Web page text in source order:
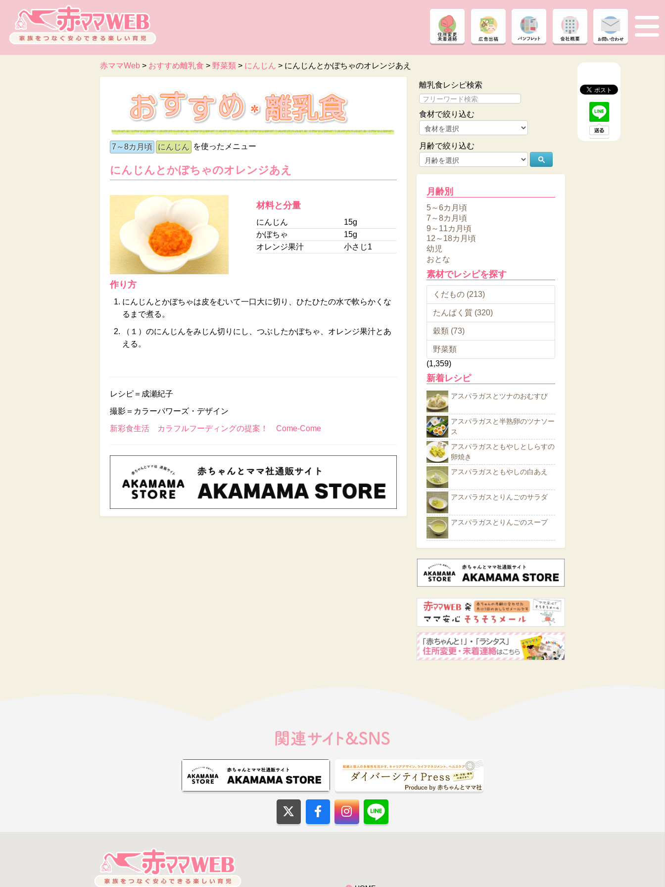
赤ママWeb > おすすめ離乳食 > 野菜類 > にんじん > にんじんとかぼちゃのオレンジあえ
7～8カ月頃 にんじん を使ったメニュー
にんじんとかぼちゃのオレンジあえ
材料と分量
にんじん
15g
かぼちゃ
15g
オレンジ果汁
小さじ1
作り方
にんじんとかぼちゃは皮をむいて一口大に切り、ひたひたの水で軟らかくな
るまで煮る。
（１）のにんじんをみじん切りにし、つぶしたかぼちゃ、オレンジ果汁とあ
える。
レシピ＝成瀬紀子
撮影＝カラーパワーズ・デザイン
新彩食生活 カラフルフーディングの提案！ Come-Come
離乳食レシピ検索
食材で絞り込む
月齢で絞り込む
月齢別
5～6カ月頃
7～8カ月頃
9～11カ月頃
12～18カ月頃
幼児
おとな
素材でレシピを探す
くだもの (213)
たんぱく質 (320)
穀類 (73)
野菜類
(1,359)
新着レシピ
アスパラガスとツナのおむすび
アスパラガスと半熟卵のツナソー
ス
アスパラガスともやしとしらすの
卵焼き
アスパラガスともやしの白あえ
アスパラガスとりんごのサラダ
アスパラガスとりんごのスープ